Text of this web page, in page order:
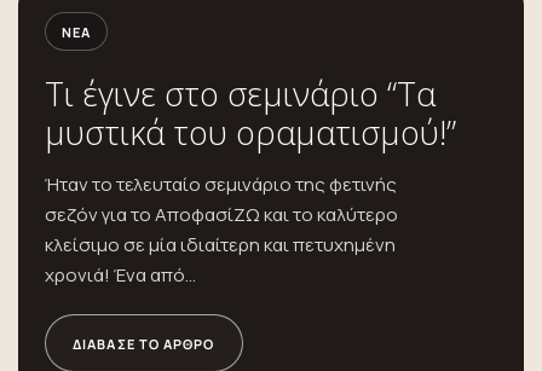
ΝΈΑ
Τι έγινε στο σεμινάριο “Τα
μυστικά του οραματισμού!”
Ήταν το τελευταίο σεμινάριο της φετινής
σεζόν για το ΑποφασίΖΩ και το καλύτερο
κλείσιμο σε μία ιδιαίτερη και πετυχημένη
χρονιά! Ένα από...
ΔΙΆΒΑΣΕ ΤΟ ΆΡΘΡΟ